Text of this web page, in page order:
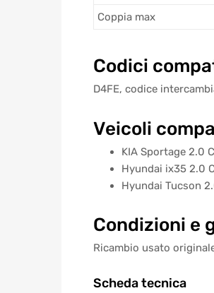
Coppia max
Codici
D4FE, codice
Veicoli
KIA Sportage 2.0
Hyundai ix35 2.0
Hyundai Tucson
Condizioni e
Ricambio usato
Scheda tecnica